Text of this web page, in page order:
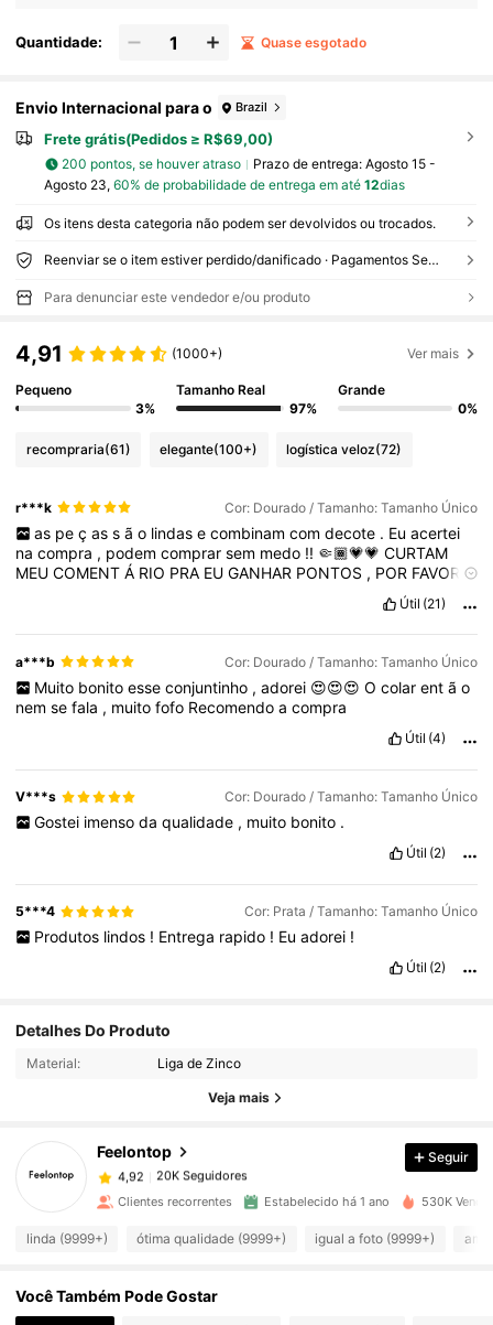
Quantidade: Quase esgotado
Envio Internacional para o Brazil
Frete grátis(Pedidos ≥ R$69,00)
200 pontos, se houver atraso Prazo de entrega: Agosto 15 -
Agosto 23, 60% de probabilidade de entrega em até 12dias
Os itens desta categoria não podem ser devolvidos ou trocados.
Reenviar se o item estiver perdido/danificado · Pagamentos Seguros · Proteção de privacidade
Para denunciar este vendedor e/ou produto
4,91 (1000+) Ver mais
Pequeno
3%
Tamanho Real
97%
Grande
0%
recompraria(61) elegante(100+) logística veloz(72)
r***k Cor: Dourado / Tamanho: Tamanho Único
as pe ç as s ã o lindas e combinam com decote . Eu acertei
nacompra , podemcomprarsem medo !! 🤏🏾💗💗CURTAM
MEUCOMENTÁ RIO PRA EUGANHAR PONTOS , POR FAVOR!
Útil (21)
a***b Cor: Dourado / Tamanho: Tamanho Único
Muito bonito esse conjuntinho , adorei 😍😍😍 O colar ent ã o
nemsefala , muitofofo Recomendoacompra
Útil (4)
V***s Cor: Dourado / Tamanho: Tamanho Único
Gostei imenso da qualidade , muito bonito .
Útil (2)
5***4 Cor: Prata / Tamanho: Tamanho Único
Produtos lindos ! Entrega rapido ! Eu adorei !
Útil (2)
Detalhes Do Produto
Material: Liga de Zinco
Veja mais
Feelontop
4,92 20K Seguidores
20K Seguidores
4,92
20K Seguidores
4,92 20K Seguidores
Seguir
Clientes recorrentes Estabelecido há 1 ano 530K
linda (9999+) ótima qualidade (9999+) igual a foto (9999+)
Você Também Pode Gostar